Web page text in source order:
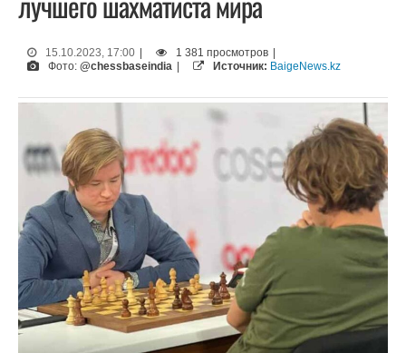
15.10.2023, 17:00 1 381 просмотров
Фото: @chessbaseindia Источник: BaigeNews.kz